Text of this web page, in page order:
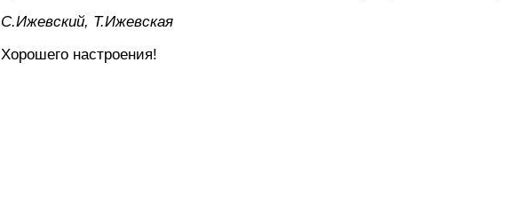
С.Ижевский, Т.Ижевская
Хорошего настроения!